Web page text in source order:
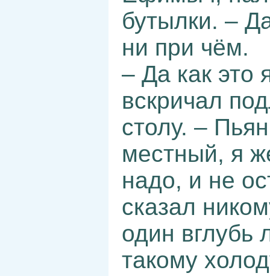
бутылки. –
ни при чём.
– Да как это
вскричал
столу. –
местный, я
надо, и не
сказал
один вглубь
такому